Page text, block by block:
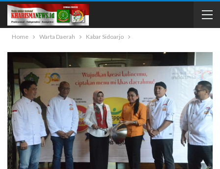
Home Warta Daerah Kabar Sidoarjo